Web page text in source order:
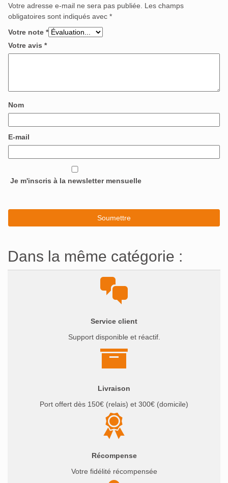
Votre adresse e-mail ne sera pas publiée.
Les champs
obligatoires sont indiqués avec *
Votre note *
Votre avis *
Nom
E-mail
Je m'inscris à la newsletter mensuelle
Dans la même catégorie :
Service client
Support disponible et réactif.
Livraison
Port offert dès 150€ (relais) et 300€ (domicile)
Récompense
Votre fidélité récompensée